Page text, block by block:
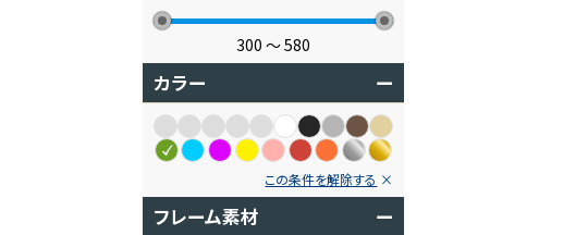
300 〜580
カラー ー
この条件を解除する
フレーム素材 ー